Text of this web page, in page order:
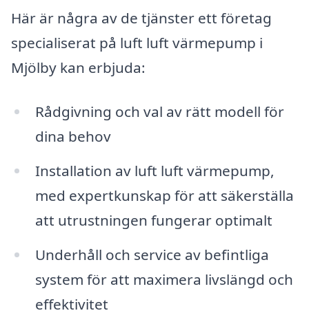
Här är några av de tjänster ett företag
specialiserat på luft luft värmepump i
Mjölby kan erbjuda:
Rådgivning och val av rätt modell för
dina behov
Installation av luft luft värmepump,
med expertkunskap för att säkerställa
att utrustningen fungerar optimalt
Underhåll och service av befintliga
system för att maximera livslängd och
effektivitet